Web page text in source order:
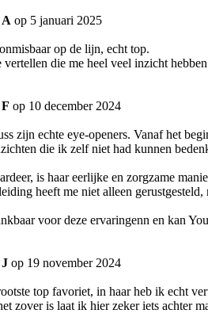
A op 5 januari 2025
op de lijn, echt top.
die me heel veel inzicht
F op 10 december 2024
zijn echte eye-openers. Vanaf het
die ik zelf niet had kunnen
is haar eerlijke en zorgzame
heeft me niet alleen
voor deze ervaringenn en kan
J op 19 november 2024
top favoriet, in haar heb ik echt
zover is laat ik hier zeker iets achter